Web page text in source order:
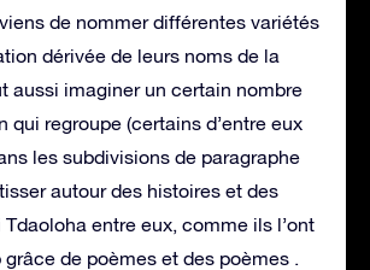
de nommer différentes variétés
dérivée de leurs noms de la
aussi imaginer un certain nombre
qui regroupe (certains d’entre eux
les subdivisions de paragraphe
autour des histoires et des
entre eux, comme ils l’ont
de poèmes et des poèmes .